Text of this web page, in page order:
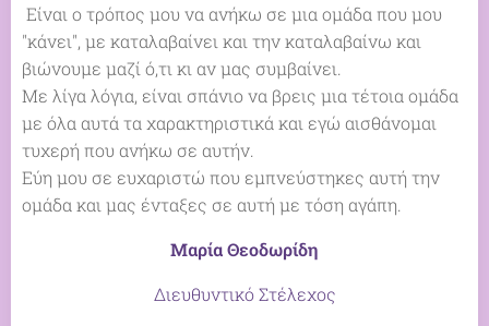
Είναι ο τρόπος μου να ανήκω σε μια ομάδα που μου
"κάνει", με καταλαβαίνει και την καταλαβαίνω και
βιώνουμε μαζί ό,τι κι αν μας συμβαίνει.
Με λίγα λόγια, είναι σπάνιο να βρεις μια τέτοια ομάδα
με όλα αυτά τα χαρακτηριστικά και εγώ αισθάνομαι
τυχερή που ανήκω σε αυτήν.
Εύη μου σε ευχαριστώ που εμπνεύστηκες αυτή την
ομάδα και μας ένταξες σε αυτή με τόση αγάπη.
Μαρία Θεοδωρίδη
Διευθυντικό Στέλεχος